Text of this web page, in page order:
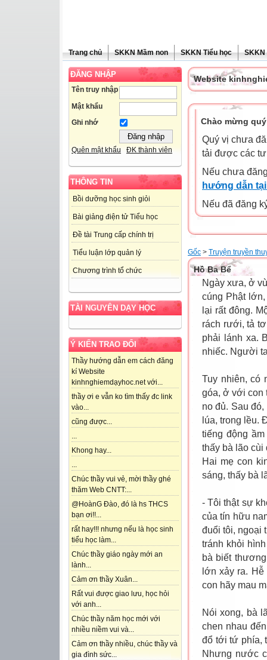
Trang chủ SKKN Mầm non SKKN Tiểu học SKKN
ĐĂNG NHẬP
Tên truy nhập
Mật khẩu
Ghi nhớ
Quên mật khẩu ĐK thành viên
THÔNG TIN
Bồi dưỡng học sinh giỏi
Bài giảng điện tử Tiểu học
Đề tài Trung cấp chính trị
Tiểu luận lớp quản lý
Chương trình tổ chức
TÀI NGUYÊN DẠY HỌC
Ý KIẾN TRAO ĐỔI
Thầy hướng dẫn em cách đăng
kí Website
kinhnghiemdạyhoc.net với...
thầy ơi e vẫn ko tìm thấy đc link
vào...
cũng được...
...
Khong hay...
...
Chúc thầy vui vẻ, mời thầy ghé
thăm Web CNTT:...
@HoànG Đào, đó là hs THCS
bạn ơi!!...
rất hay!!! nhưng nếu là học sinh
tiểu học làm...
Chúc thầy giáo ngày mới an
lành...
Cảm ơn thầy Xuân...
Rất vui được giao lưu, học hỏi
với anh...
Chúc thầy năm học mới với
nhiều niềm vui và...
Cảm ơn thầy nhiều, chúc thầy và
gia đình sức...
Website
Chào mừng
Quý vị chưa
tải được các
Nếu chưa
hướng dẫn
Nếu đã đăng
Gốc > Truyện truyền
Hồ Ba Bể
Ngày xưa, ở
cúng Phật
lại rất đông.
rách rưới, tả
phải lánh xa.
nhiếc. Người
Tuy nhiên, có
góa, ở với con
no đủ. Sau
lúa, trong lều.
tiếng động
thấy bà lão cùi
Hai mẹ con
sáng, thấy bà
- Tôi thật sự
của tín hữu
đuổi tôi, ngoại
tránh khỏi
bà biết
lớn xảy ra.
con hãy mau
Nói xong, bà
chen nhau
đổ tới tứ phía,
Nhưng nước